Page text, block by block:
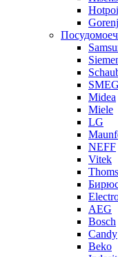
SMEG
Midea
Miele
LG
NEFF
Vitek
AEG
Bosch
Candy
Beko